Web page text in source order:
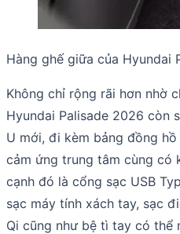
Hàng ghế giữa của Hyundai
Không chỉ rộng rãi hơn nhờ
Hyundai Palisade 2026 còn
U mới, đi kèm bảng đồng
cảm ứng trung tâm cùng có
cạnh đó là cổng sạc USB
sạc máy tính xách tay, sạc
Qi cũng như bệ tì tay có thể